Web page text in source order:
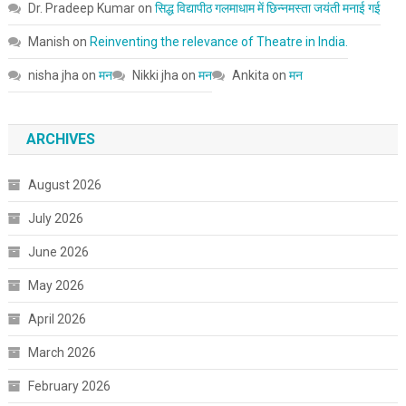
Dr. Pradeep Kumaron सिद्ध विद्यापीठ गलमाधाम में छिन्नमस्ता जयंती मनाई गई
Manish on Reinventing the relevance of Theatre in India.
nisha jha on मन Nikki jha on मन Ankita on मन
ARCHIVES
August 2026
July 2026
June 2026
May 2026
April 2026
March 2026
February 2026